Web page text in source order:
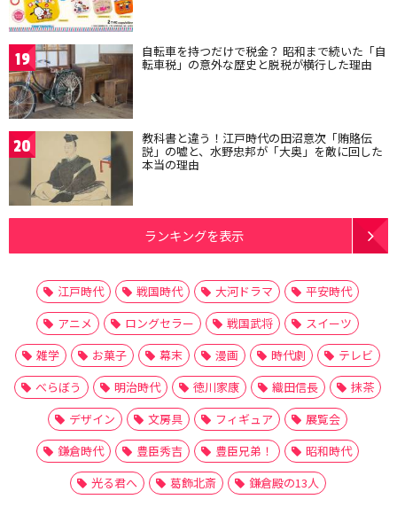
19 自転車を持つだけで税金？ 昭和まで続いた「自
転車税」の意外な歴史と脱税が横行した理由
20 教科書と違う！江戸時代の田沼意次「賄賂伝
説」の嘘と、水野忠邦が「大奥」を敵に回した
本当の理由
ランキングを表示
江戸時代 戦国時代 大河ドラマ
平安時代
アニメ
ロングセラー 戦国武将
スイーツ
雑学
お菓子 幕末 漫画 時代劇
テレビ
べらぼう
明治時代 徳川家康 織田信長
抹茶
デザイン
文房具 フィギュア
展覧会
鎌倉時代
豊臣秀吉 豊臣兄弟！
昭和時代
光る君へ
葛飾北斎 鎌倉殿の13人